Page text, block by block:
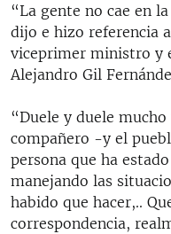
“La gente no cae en
dijo e hizo referencia
viceprimer ministro y
Alejandro Gil
“Duele y duele
compañero -y el
persona que ha
manejando las
habido que hacer,..
correspondencia,